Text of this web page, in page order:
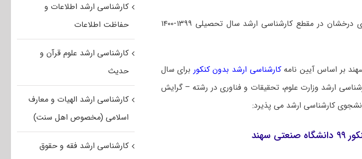
جزئیات پذیرش بدون کنکور استعدادهای درخشان در مقطع کارشناسی ارشد سال تحصیلی ۱۳۹۹-۱۴۰۰
بر اساس آیین نامهکارشناسی ارشد بدون کنکور برای سال
تحصیلی کارشناسی ارشد وزارت علوم، تحقیقات و فناوری در رشته – گرایش
کارشناسی ارشد می پذیرد:
سهند
کارشناسی ارشد اطلاعات و
حفاظت اطلاعات
کارشناسی ارشد علوم قرآن و
حدیث
کارشناسی ارشد الهیات و معارف
اسلامی (مخصوص اهل سنت)
کارشناسی ارشد فقه و حقوق